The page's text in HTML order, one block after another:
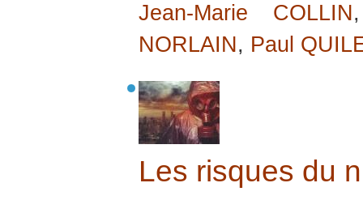
Jean-Marie COLLIN
NORLAIN, Paul
Les risques du